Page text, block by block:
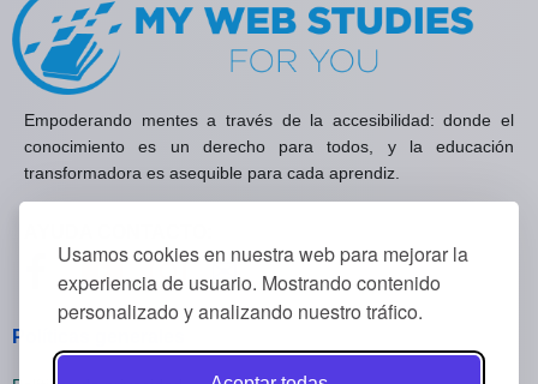
Usamos cookies en nuestra web para mejorar la
experiencia de usuario. Mostrando contenido
personalizado y analizando nuestro tráfico.
Empoderando mentes a través de la accesibilidad: donde el
conocimiento es un derecho para todos, y la educación
transformadora es asequible para cada aprendiz.
Visítanos en Facebook
Visítanos en YouTube
Visítanos en Instagram
✉Contáctanos
Políticas generales